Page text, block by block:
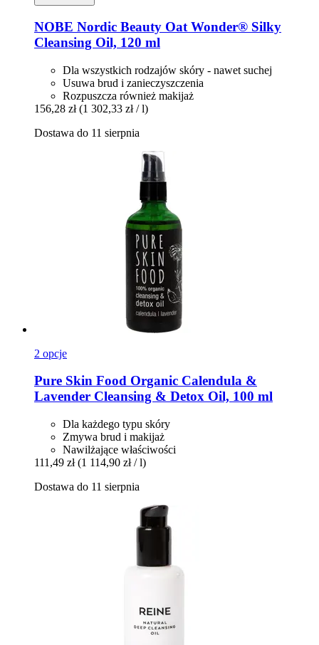
NOBE Nordic Beauty Oat Wonder® Silky
Cleansing Oil, 120 ml
Dla wszystkich rodzajów skóry - nawet suchej
Usuwa brud i zanieczyszczenia
Rozpuszcza również makijaż
156,28 zł (1 302,33 zł / l)
Dostawa do 11 sierpnia
2 opcje
Pure Skin Food Organic Calendula &
Lavender Cleansing & Detox Oil, 100 ml
Dla każdego typu skóry
Zmywa brud i makijaż
Nawilżające właściwości
111,49 zł (1 114,90 zł / l)
Dostawa do 11 sierpnia